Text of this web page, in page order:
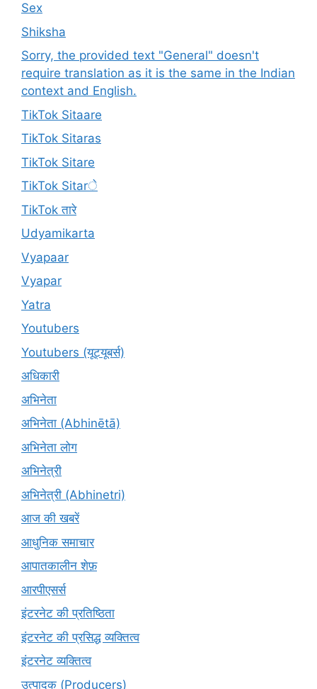
Sex
Shiksha
Sorry, the provided text "General" doesn't
require translation as it is the same in the Indian
context and English.
TikTok Sitaare
TikTok Sitaras
TikTok Sitare
TikTok Sitarे
TikTok तारे
Udyamikarta
Vyapaar
Vyapar
Yatra
Youtubers
Youtubers (यूट्यूबर्स)
अधिकारी
अभिनेता
अभिनेता (Abhinētā)
अभिनेता लोग
अभिनेत्री
अभिनेत्री (Abhinetri)
आज की खबरें
आधुनिक समाचार
आपातकालीन शेफ़
आरपीएसर्स
इंटरनेट की प्रतिष्ठिता
इंटरनेट की प्रसिद्ध व्यक्तित्व
इंटरनेट व्यक्तित्व
उत्पादक (Producers)